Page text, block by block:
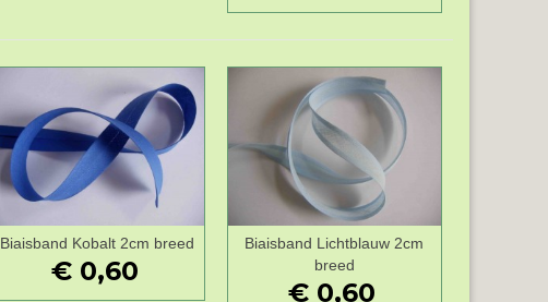
Wenslijst
Biaisband Kobalt 2cm breed
€ 0,60
Wenslijst
Biaisband Lichtblauw 2cm
breed
€ 0,60